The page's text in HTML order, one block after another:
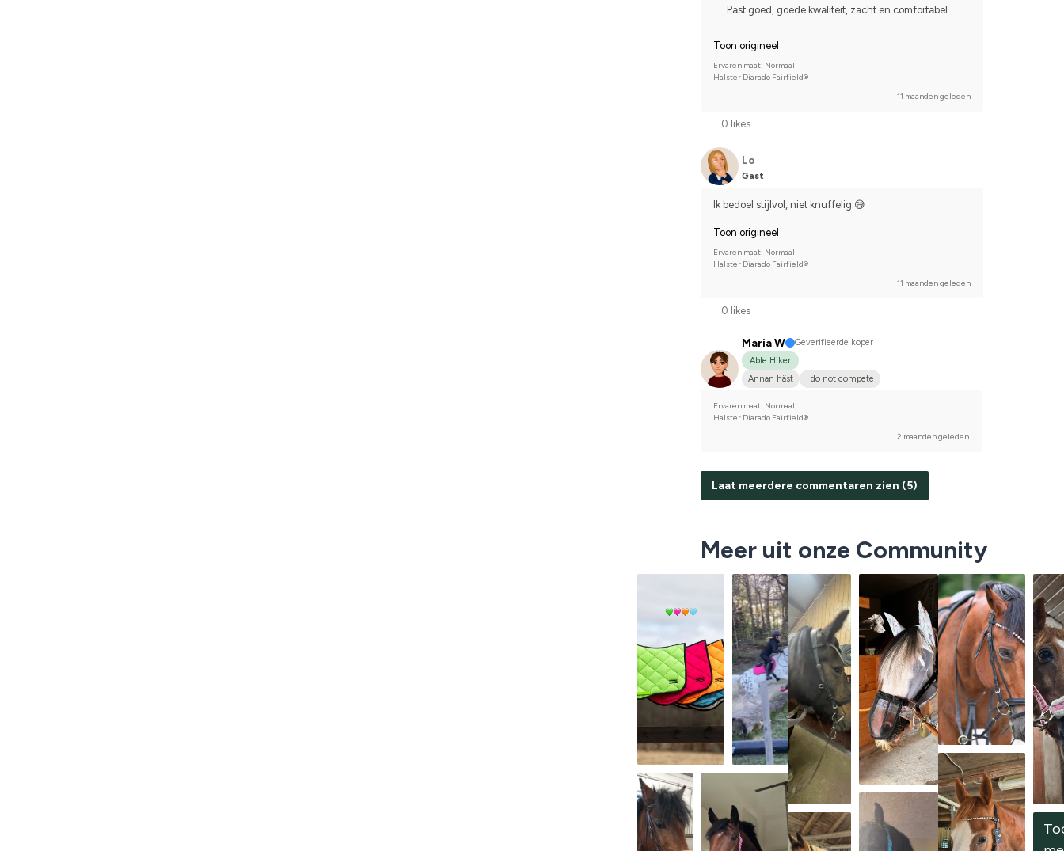
Past goed, goede kwaliteit, zacht en comfortabel
Toon origineel
Ervaren maat: Normaal
Halster Diarado Fairfield®
11 maanden geleden
0 likes
Lo
Gast
Ik bedoel stijlvol, niet knuffelig.😅
Toon origineel
Ervaren maat: Normaal
Halster Diarado Fairfield®
11 maanden geleden
0 likes
Maria W
Geverifieerde koper
Able Hiker
Annan häst
I do not compete
Ervaren maat: Normaal
Halster Diarado Fairfield®
2 maanden geleden
Laat meerdere commentaren zien (5)
Meer uit onze Community